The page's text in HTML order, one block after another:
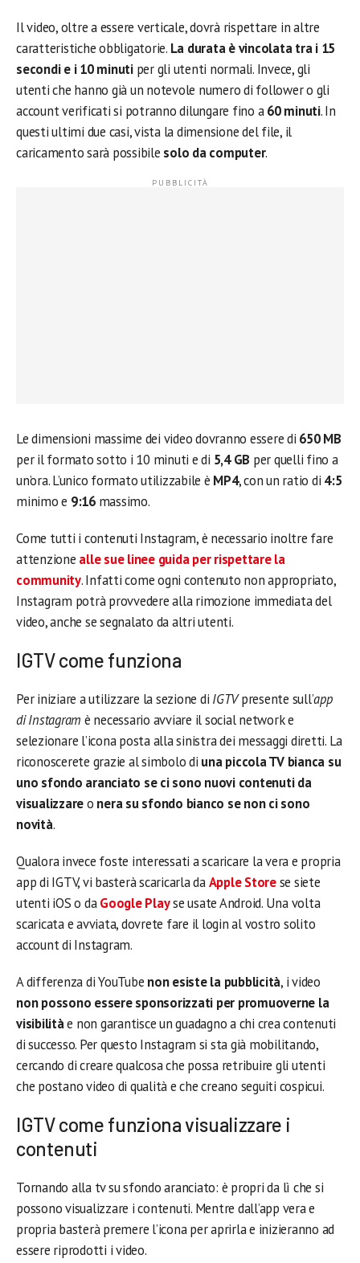
Il video, oltre a essere verticale, dovrà rispettare in altre
caratteristiche obbligatorie. La durata è vincolata tra i 15
secondi e i 10 minutiper gli utenti normali. Invece, gli
utenti che hanno già un notevole numero di follower o gli
account verificati si potranno dilungare fino a60 minuti. In
questi ultimi due casi, vista la dimensione del file, il
caricamento sarà possibile solo da computer.
Le dimensioni massime dei video dovranno essere di 650 MB
per il formato sotto i 10 minuti e di 5,4 GB per quelli fino a
un’ora. L’unico formato utilizzabile è MP4, con un ratio di 4:5
minimo e 9:16massimo.
Come tutti i contenuti Instagram, è necessario inoltre fare
attenzione alle sue linee guida per rispettare la
community. Infatti come ogni contenuto non appropriato,
Instagram potrà provvedere alla rimozione immediata del
video, anche se segnalato da altri utenti.
IGTV come funziona
Per iniziare a utilizzare la sezione di IGTVpresente sull’app
di Instagram è necessario avviare il social network e
selezionare l’icona posta alla sinistra dei messaggi diretti. La
riconoscerete grazie al simbolo di una piccola TV bianca su
uno sfondo aranciato se ci sono nuovi contenuti da
visualizzareo nera su sfondo bianco se non ci sono
novità.
Qualora invece foste interessati a scaricare la vera e propria
app di IGTV, vi basterà scaricarla daApple Storese siete
utenti iOS o daGoogle Playse usate Android. Una volta
scaricata e avviata, dovrete fare il login al vostro solito
account di Instagram.
A differenza di YouTube non esiste la pubblicità, i video
non possono essere sponsorizzati per promuoverne la
visibilitàe non garantisce un guadagno a chi crea contenuti
di successo. Per questo Instagram si sta già mobilitando,
cercando di creare qualcosa che possa retribuire gli utenti
che postano video di qualità e che creano seguiti cospicui.
IGTV come funziona visualizzare i
contenuti
Tornando alla tv su sfondo aranciato: è propri da lì che si
possono visualizzare i contenuti. Mentre dall’app vera e
propria basterà premere l’icona per aprirla e inizieranno ad
essere riprodotti i video.